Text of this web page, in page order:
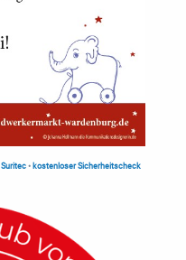
Suritec • kostenloser Sicherheitscheck